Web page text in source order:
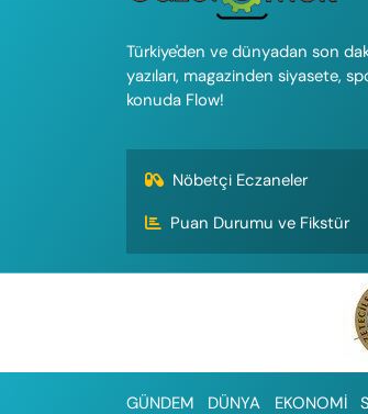
Türkiye'den ve dünyadan son
yazıları, magazinden siyasete,
konuda Flow!
Nöbetçi Eczaneler
Puan Durumu ve Fikstür
GÜNDEM DÜNYA EKONOMİ